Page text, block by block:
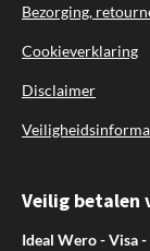
Bezorging,
Cookieverklaring
Disclaimer
Veilig betalen
Ideal Wero - Visa